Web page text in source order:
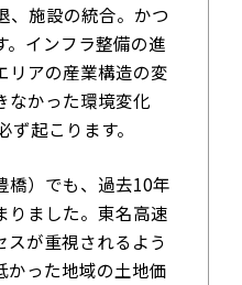
、施設の統合。かつ
。インフラ整備の進
リアの産業構造の変
なかった環境変化
起こります。
橋）でも、過去10年
りました。東名高速
スが重視されるよう
かった地域の土地価